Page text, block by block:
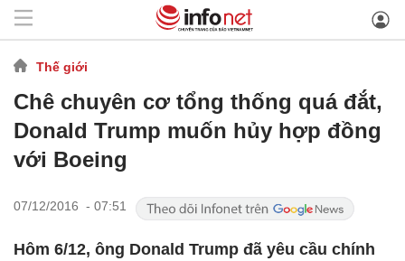
Thế giới
Chê chuyên cơ tổng thống quá đắt,
Donald Trump muốn hủy hợp đồng
với Boeing
07/12/2016 - 07:51
Hôm 6/12, ông Donald Trump đã yêu cầu chính